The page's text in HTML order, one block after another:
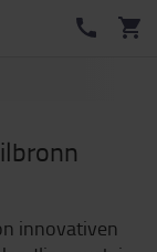
innovativen